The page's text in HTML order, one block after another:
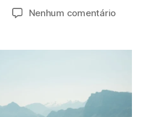
d
Nenhum comentário